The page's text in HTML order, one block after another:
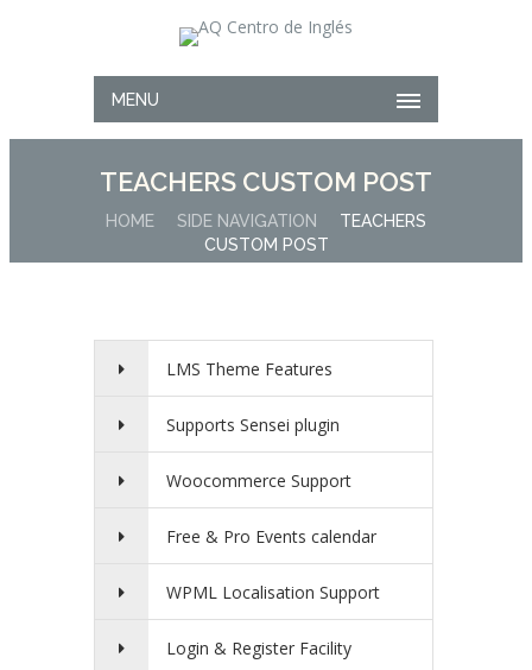
MENU
TEACHERS CUSTOM POST
HOME SIDE NAVIGATION
TEACHERS
CUSTOM POST
LMS Theme Features
Supports Sensei plugin
Woocommerce Support
Free & Pro Events calendar
WPML Localisation Support
Login & Register Facility